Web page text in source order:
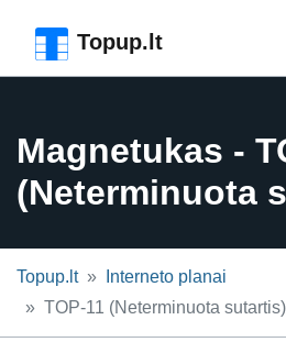
Topup.lt
Magnetukas -
(Neterminuota
Topup.lt
Interneto planai
TOP-11 (Neterminuota sutartis)